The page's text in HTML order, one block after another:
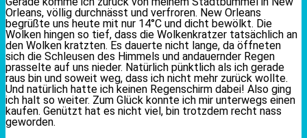
Orleans, völlig durchnässt und verfroren. New Orleans
begrüßte uns heute mit nur 14°C und dicht bewölkt. Die
Wolken hingen so tief, dass die Wolkenkratzer tatsächlich an
den Wolken kratzten. Es dauerte nicht lange, da öffneten
sich die Schleusen des Himmels und andauernder Regen
prasselte auf uns nieder. Natürlich pünktlich als ich gerade
raus bin und soweit weg, dass ich nicht mehr zurück wollte.
Und natürlich hatte ich keinen Regenschirm dabei! Also ging
ich halt so weiter. Zum Glück konnte ich mir unterwegs einen
kaufen. Genützt hat es nicht viel, bin trotzdem recht nass
geworden.